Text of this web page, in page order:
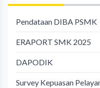
Pendataan DIBA PSMK
ERAPORT SMK 2025
DAPODIK
Survey Kepuasan